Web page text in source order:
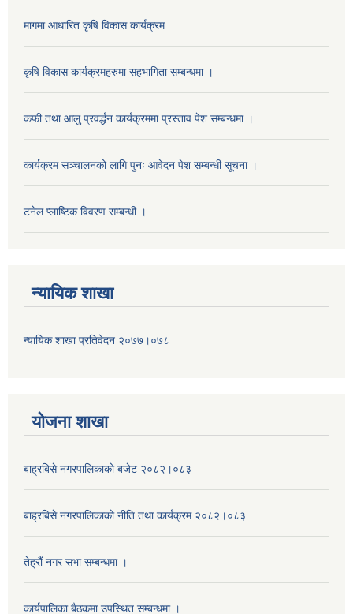
मागमा आधारित कृषि विकास कार्यक्रम
कृषि विकास कार्यक्रमहरुमा सहभागिता सम्बन्धमा ।
कफी तथा आलु प्रवर्द्धन कार्यक्रममा प्रस्ताव पेश सम्बन्धमा ।
कार्यक्रम सञ्चालनको लागि पुनः आवेदन पेश सम्बन्धी सूचना ।
टनेल प्लाष्टिक विवरण सम्बन्धी ।
न्यायिक शाखा
न्यायिक शाखा प्रतिवेदन २०७७।०७८
याेजना शाखा
बाह्रबिसे नगरपालिकाको बजेट २०८२।०८३
बाह्रबिसे नगरपालिकाको नीति तथा कार्यक्रम २०८२।०८३
तेह्रौं नगर सभा सम्बन्धमा ।
कार्यपालिका बैठकमा उपस्थित सम्बन्धमा ।